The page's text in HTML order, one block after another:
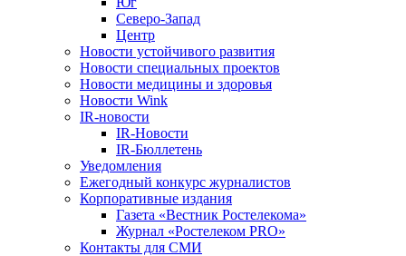
Северо-Запад
Центр
Новости устойчивого развития
Новости специальных проектов
Новости медицины и здоровья
Новости Wink
IR-новости
IR-Новости
IR-Бюллетень
Уведомления
Ежегодный конкурс журналистов
Корпоративные издания
Газета «Вестник Ростелекома»
Журнал «Ростелеком PRO»
Контакты для СМИ